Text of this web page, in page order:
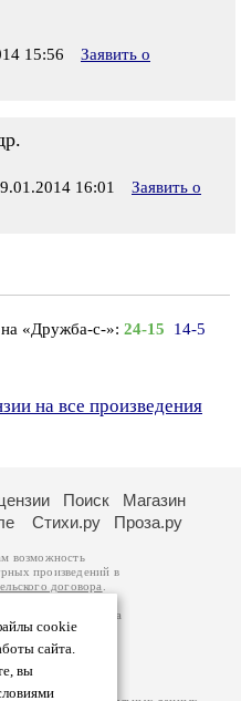
15:56
Заявить о
16:01
Заявить о
«Дружба-с-»: 24-15
14-5
на все произведения
cookie
сайта.
вы
Поиск
Магазин
Стихи.ру Проза.ру
возможность
произведений в
договора
авторам
возможна
вы можете
за
на